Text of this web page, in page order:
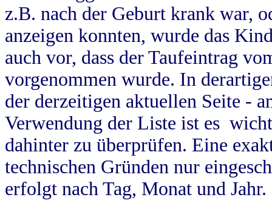
z.B. nach der Geburt krank war,
anzeigen konnten, wurde das
auch vor, dass der Taufeintrag
vorgenommen wurde. In
der derzeitigen aktuellen Seite -
Verwendung der Liste ist es
dahinter zu überprüfen. Eine
technischen Gründen nur
erfolgt nach Tag, Monat und Jahr.